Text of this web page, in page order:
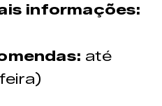
informações:
até